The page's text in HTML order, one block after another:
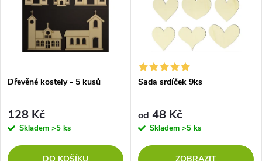
Dřevěné kostely - 5 kusů
128 Kč
Skladem >5 ks
DO KOŠÍKU
Sada srdíček 9ks
od 48 Kč
Skladem >5 ks
ZOBRAZIT